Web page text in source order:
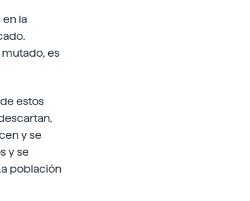
la
es
estos
y se
y se
población